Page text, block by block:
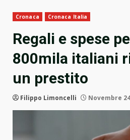
Cronaca Cronaca Italia
Regali e spese
800mila italiani
un prestito
Filippo Limoncelli Novembre